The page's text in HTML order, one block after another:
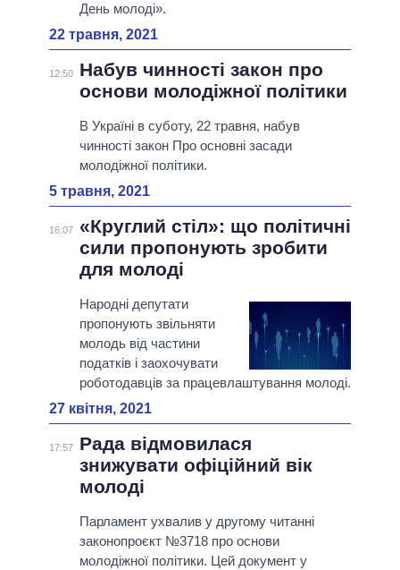
День молоді».
22 травня, 2021
12:50
Набув чинності закон про
основи молодіжної політики
В Україні в суботу, 22 травня, набув
чинності закон Про основні засади
молодіжної політики.
5 травня, 2021
16:07
«Круглий стіл»: що політичні
сили пропонують зробити
для молоді
Народні депутати
пропонують звільняти
молодь від частини
податків і заохочувати
роботодавців за працевлаштування молоді.
27 квітня, 2021
17:57
Рада відмовилася
знижувати офіційний вік
молоді
Парламент ухвалив у другому читанні
законопроєкт №3718 про основи
молодіжної політики. Цей документ у